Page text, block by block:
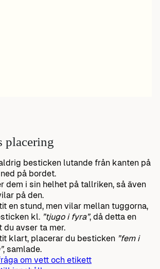
placering
besticken lutande från kanten på
på bordet.
dem i sin helhet på tallriken, så även
på den.
en stund, men vilar mellan tuggorna,
kl. ”tjugo i fyra”, då detta en
du avser ta mer.
klart, placerar du besticken ”fem i
, samlade.
om vett och etikett